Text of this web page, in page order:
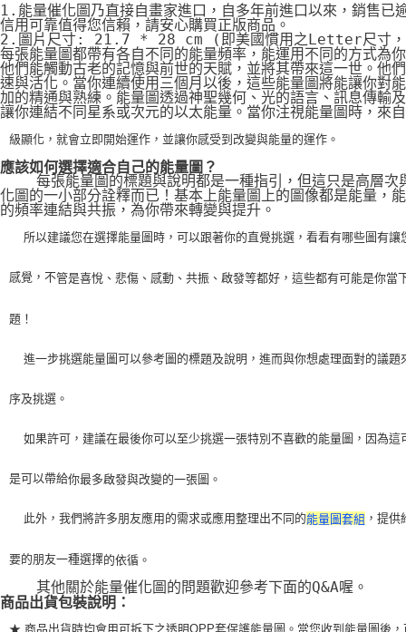
1.能量催化圖乃直接自畫家進口，自多年前進口以來，銷售已
信用可靠值得您信賴，請安心購買正版商品。
2.圖片尺寸: 21.7 * 28 cm (即美國慣用之Letter尺寸，
每張能量圖都帶有各自不同的能量頻率，能運用不同的方式為
他們能觸動古老的記憶與前世的天賦，並將其帶來這一世。他
速與活化。當你連續使用三個月以後，這些能量圖將能讓你對
加的精通與熟練。能量圖透過神聖幾何、光的語言、訊息傳輸
讓你連結不同星系或次元的以太能量。當你注視能量圖時，來
級顯化，就會立即開始運作，並讓你感受到改變與能量的運作。
應該如何選擇適合自己的能量圖？
每張能量圖的標題與說明都是一種指引，但這只是高層次
化圖的一小部分詮釋而已！基本上能量圖上的圖像都是能量，
的頻率連結與共振，為你帶來轉變與提升。
所以建議您在選擇能量圖時，可以跟著你的直覺挑選，看看有哪些圖有讓
感覺，不管是喜悅、悲傷、感動、共振、啟發等都好，這些都有可能是你當
題！
進一步挑選能量圖可以參考圖的標題及說明，進而與你想處理面對的議題
序及挑選。
如果許可，建議在最後你可以至少挑選一張特別不喜歡的能量圖，因為這
是可以帶給你最多啟發與改變的一張圖。
    此外，我們將許多朋友應用的需求或應用整理出不同的
能量圖套組 ，提供
要的朋友一種選擇的依循。
    其他關於能量催化圖的問題歡迎參考下面的Q&A喔。
商品出貨包裝說明：
★ 商品出貨時均會用可拆下之透明OPP套保護能量圖。當您收到能量圖後，